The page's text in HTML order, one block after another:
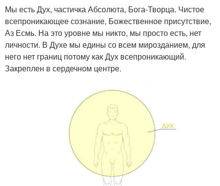
Мы есть Дух, частичка Абсолюта, Бога-Творца. Чистое
всепроникающее сознание, Божественное присутствие,
Аз Есмь. На это уровне мы никто, мы просто есть, нет
личности. В Духе мы едины со всем мирозданием, для
него нет границ потому как Дух всепроникающий.
Закреплен в сердечном центре.